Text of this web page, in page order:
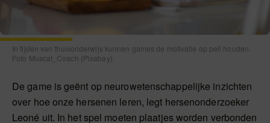
In tijden van thuisonderwijs kunnen games de motivatie op peil houden.
Foto Muscat_Coach (Pixabay)
De game is geënt op neurowetenschappelijke inzichten
over hoe onze hersenen leren, legt hersenonderzoeker
Leoné uit. In het spel moeten plaatjes worden verbonden